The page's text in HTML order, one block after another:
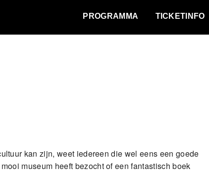
PROGRAMMA TICKETINFO
kan zijn, weet iedereen die wel eens een goede
museum heeft bezocht of een fantastisch boek